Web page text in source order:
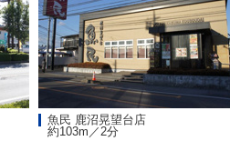
魚民 鹿沼晃望台店
約103m／2分